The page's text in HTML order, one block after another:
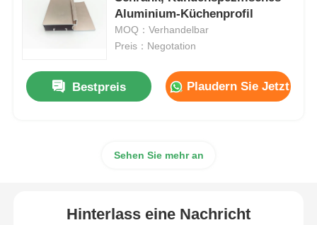
Aluminiumfenster-Profile
Aluminium-Türprofile
Flügelfensterprofile
Aluminium-Küchenprofil
MOQ：Verhandelbar
Preis：Negotation
Bestpreis Plaudern Sie Jetzt
Sehen Sie mehr an
Hinterlass eine Nachricht